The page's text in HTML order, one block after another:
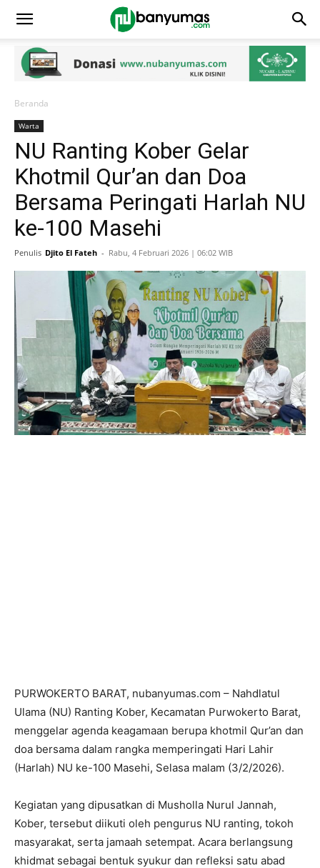
Beranda
Warta
NU Ranting Kober Gelar
Khotmil Qur’an dan Doa
Bersama Peringati Harlah NU
ke-100 Masehi
Penulis Djito El Fateh - Rabu, 4 Februari 2026 | 06:02 WIB
PURWOKERTO BARAT, nubanyumas.com – Nahdlatul
Ulama (NU) Ranting Kober, Kecamatan Purwokerto Barat,
menggelar agenda keagamaan berupa khotmil Qur’an dan
doa bersama dalam rangka memperingati Hari Lahir
(Harlah) NU ke-100 Masehi, Selasa malam (3/2/2026).
Kegiatan yang dipusatkan di Musholla Nurul Jannah,
Kober, tersebut diikuti oleh pengurus NU ranting, tokoh
masyarakat, serta jamaah setempat. Acara berlangsung
khidmat sebagai bentuk syukur dan refleksi satu abad